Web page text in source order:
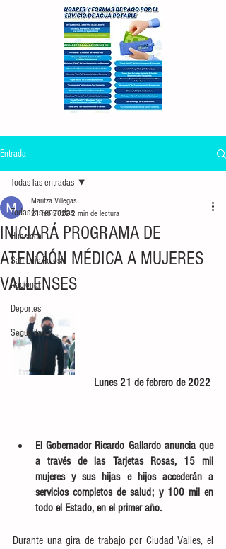
Entrada
Todas las entradas
Huasteca
San Luis Potosí
Nacional
Deportes
Seguridad
Todas las entradas
INICIARÁ PROGRAMA DE
ATENCIÓN MÉDICA A MUJERES
VALLENSES
Maritza Villegas
21 feb 20222 min de lectura
Lunes 21 de febrero de 2022
El Gobernador Ricardo Gallardo anuncia que
a través de las Tarjetas Rosas, 15 mil
mujeres y sus hijas e hijos accederán a
servicios completos de salud; y 100 mil en
todo el Estado, en el primer año.
Durante una gira de trabajo por Ciudad Valles, el